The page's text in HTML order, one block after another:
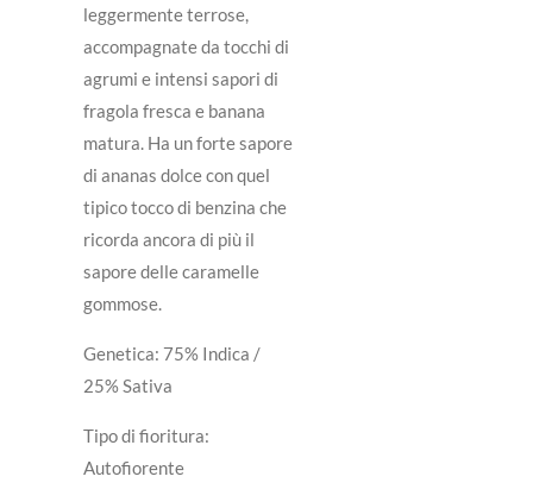
leggermente terrose,
accompagnate da tocchi di
agrumi e intensi sapori di
fragola fresca e banana
matura. Ha un forte sapore
di ananas dolce con quel
tipico tocco di benzina che
ricorda ancora di più il
sapore delle caramelle
gommose.
Genetica: 75% Indica /
25% Sativa
Tipo di fioritura:
Autofiorente